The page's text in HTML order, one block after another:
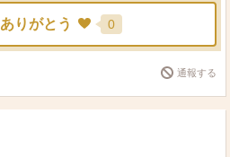
ありがとう 0
通報する